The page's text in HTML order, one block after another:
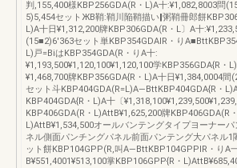
判,155,400様KBP256GDA(R・L)A十:¥1,082,8003問
5)5,454セットЖB鞘:鞘川陥鞘描い‖粥鞘冊郎餅
L)A十日¥1,312,200牌KBP306GDA(R・L〕A十
(15■2)6′363セット単KBP354GDAIR・り
L)戸=BiはKBP354GDA(R・りA十:
¥1,193,500¥1,120,100¥1,120,100学KBP356GDA{R・
¥1,468,700牌KBP356GDA{R・L)A十日¥1,384,0004間
セット斗KBP404GDA(R=L)A―BttKBP404GDA{R・
KBP404GDA{R・L)A十〔
KBP406GDA(R・L)AttB¥1,625,200牌KBP406GDA(R・
L)AttB¥1,534,500オールバンテングタイプヨーナー
ネル側面パンチングパネル前面パンテング大パネル1
ット餅KBP104GPP(R,叫A―BttKBP104GPPIR・りA
B¥551,4001¥513,100掌KBP106GPP{R・